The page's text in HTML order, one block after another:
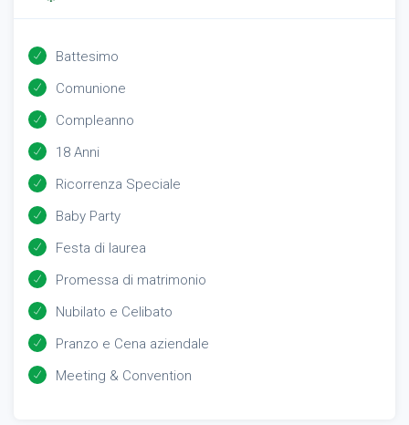
Battesimo
Comunione
Compleanno
18 Anni
Ricorrenza Speciale
Baby Party
Festa di laurea
Promessa di matrimonio
Nubilato e Celibato
Pranzo e Cena aziendale
Meeting & Convention